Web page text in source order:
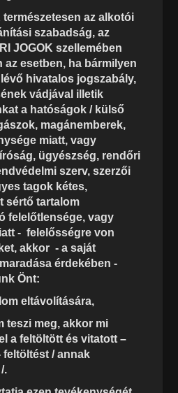
természetesen az alkotói
szabadság, az
JOGOK szellemében
az esetben, ha bármilyen
hivatalos jogszabály,
vádjával illetik
a hatóságok / külső
magánemberek,
miatt, vagy
ügyészség, rendőri
szerv, szerzői
tagok kétes,
sértő tartalom
felelőtlensége, vagy
- felelősségre von
akkor - a saját
érdekében -
Önt:
eltávolítására,
teszi meg, akkor mi
a feltöltött és vitatott –
/ annak
.